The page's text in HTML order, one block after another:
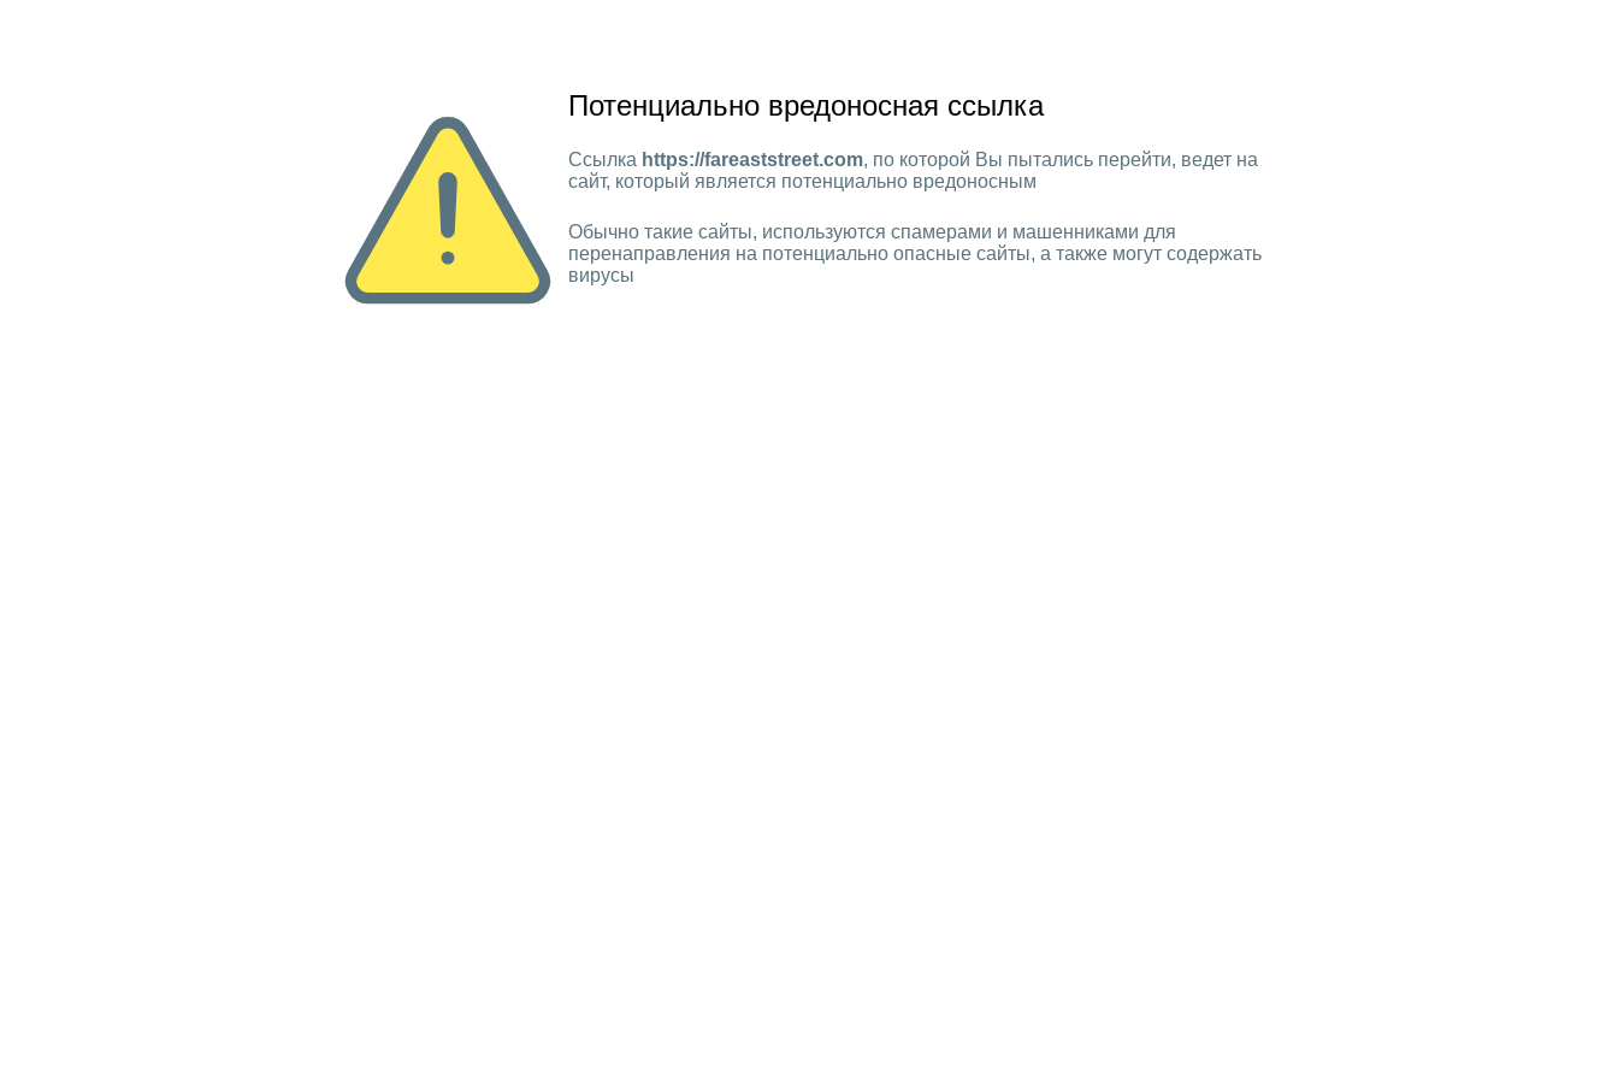
Потенциально вредоносная ссылка
Ссылка https://fareaststreet.com, по которой Вы пытались перейти, ведет на
сайт, который является потенциально вредоносным
Обычно такие сайты, используются спамерами и машенниками для
перенаправления на потенциально опасные сайты, а также могут содержать
вирусы